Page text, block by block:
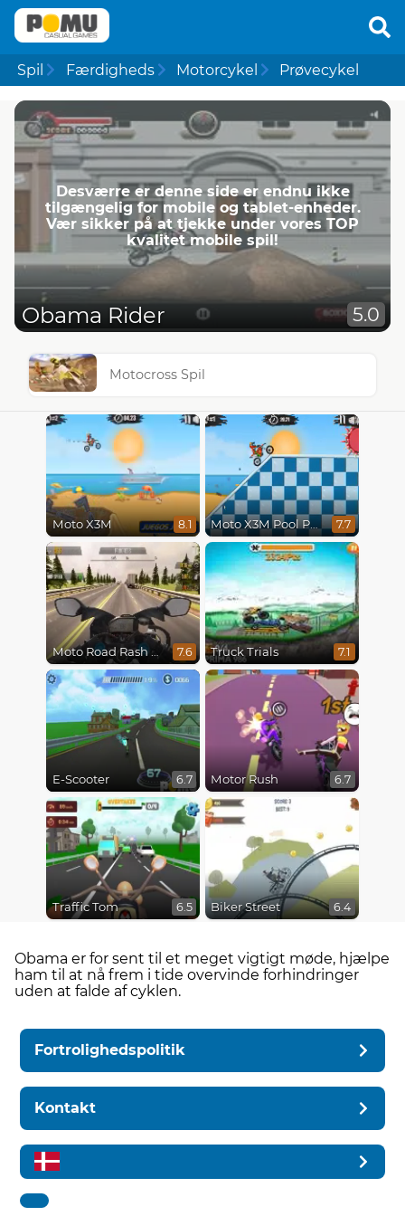
Spil Færdigheds Motorcykel Prøvecykel
Desværre er denne side er endnu ikke
tilgængelig for mobile og tablet-enheder.
Vær sikker på at tjekke under vores TOP
kvalitet mobile spil!
Obama Rider 5.0
Motocross Spil
Moto X3M 8.1 Moto X3M Pool Party 7.7
Moto Road Rash 3D 7.6 Truck Trials 7.1
E-Scooter 6.7 Motor Rush 6.7
Traffic Tom 6.5 Biker Street 6.4
Obama er for sent til et meget vigtigt møde, hjælpe
ham til at nå frem i tide overvinde forhindringer
uden at falde af cyklen.
Fortrolighedspolitik
Kontakt